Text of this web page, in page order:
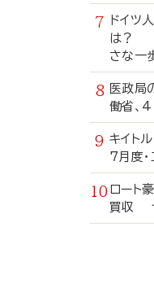
ドイツ
は？
さな一
医政
働省、
キイト
7月度・
ロート
買収